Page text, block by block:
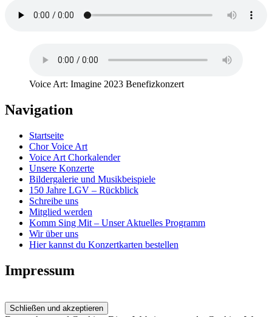
Voice Art: Imagine 2023 Benefizkonzert
Navigation
Startseite
Chor Voice Art
Voice Art Chorkalender
Unsere Konzerte
Bildergalerie und Musikbeispiele
150 Jahre LGV – Rückblick
Schreibe uns
Mitglied werden
Komm Sing Mit – Unser Aktuelles Programm
Wir über uns
Hier kannst du Konzertkarten bestellen
Impressum